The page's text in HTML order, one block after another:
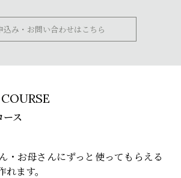
込み・お問い合わせはこちら
ース
・お母さんにずっと使ってもらえる
ます。